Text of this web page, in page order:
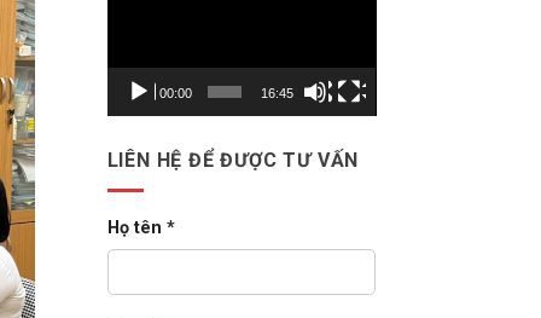
Việt
Nam:
Tư
vấn
triển
khai
00:00 16:45
LIÊN HỆ ĐỂ ĐƯỢC TƯ VẤN
Họ tên *